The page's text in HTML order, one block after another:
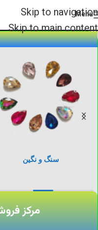
Skip to navigation
Skip to main content
Menu
سنگ و نگین
مرکز